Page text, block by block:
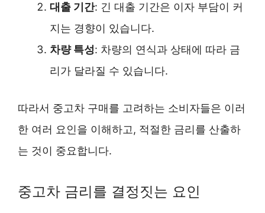
대출 기간: 긴 대출 기간은 이자 부담이 커
지는 경향이 있습니다.
차량 특성: 차량의 연식과 상태에 따라 금
리가 달라질 수 있습니다.
따라서 중고차 구매를 고려하는 소비자들은 이러
한 여러 요인을 이해하고, 적절한 금리를 산출하
는 것이 중요합니다.
중고차 금리를 결정짓는 요인